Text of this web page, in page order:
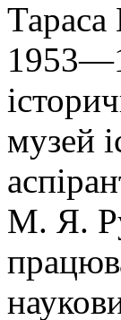
музей
М. Я.